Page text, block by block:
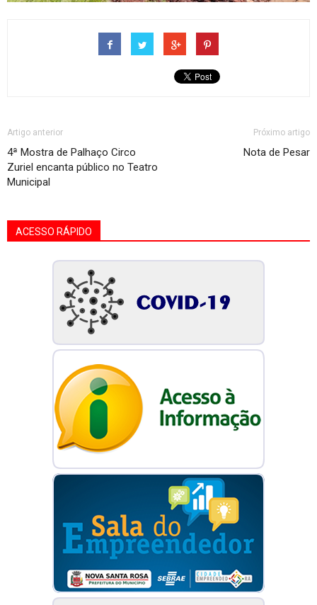
Artigo anterior
4ª Mostra de Palhaço Circo
Zuriel encanta público no Teatro
Municipal
Próximo artigo
Nota de Pesar
ACESSO RÁPIDO